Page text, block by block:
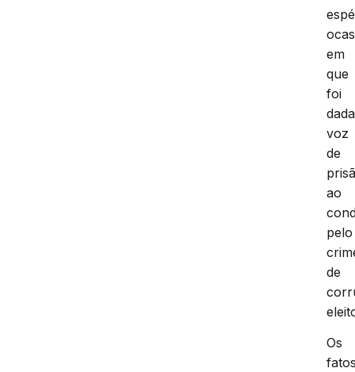
em
que
foi
dada
voz
de
ao
pelo
de
Os